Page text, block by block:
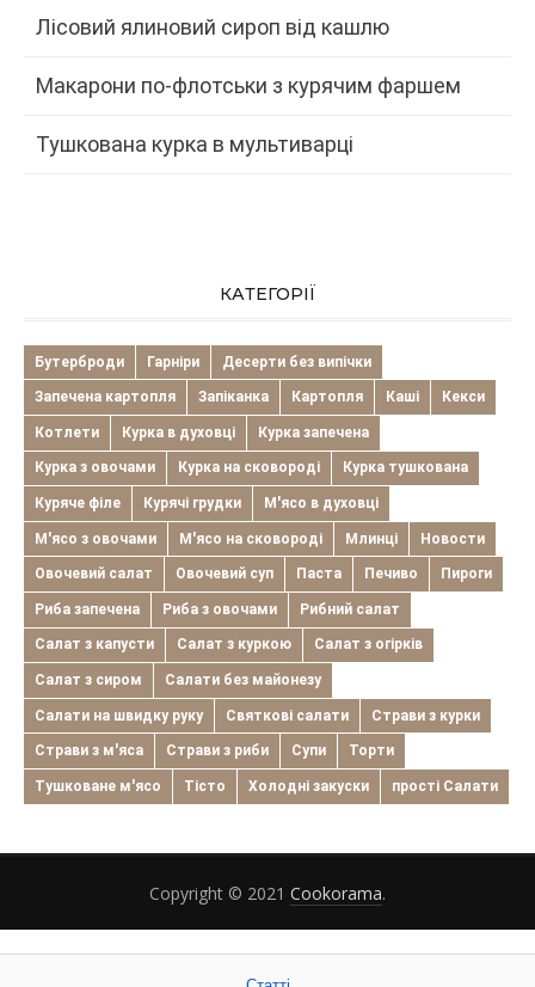
Лісовий ялиновий сироп від кашлю
Макарони по-флотськи з курячим фаршем
Тушкована курка в мультиварці
КАТЕГОРІЇ
Бутерброди Гарніри Десерти без випічки
Запечена картопля Запіканка Картопля Каші Кекси
Котлети Курка в духовці Курка запечена
Курка з овочами Курка на сковороді Курка тушкована
Куряче філе Курячі грудки М'ясо в духовці
М'ясо з овочами М'ясо на сковороді Млинці Новости
Овочевий салат Овочевий суп Паста Печиво Пироги
Риба запечена Риба з овочами Рибний салат
Салат з капусти Салат з куркою Салат з огірків
Салат з сиром Салати без майонезу
Салати на швидку руку Святкові салати Страви з курки
Страви з м'яса Страви з риби Супи Торти
Тушковане м'ясо Тісто Холодні закуски прості Салати
Copyright © 2021 Cookorama.